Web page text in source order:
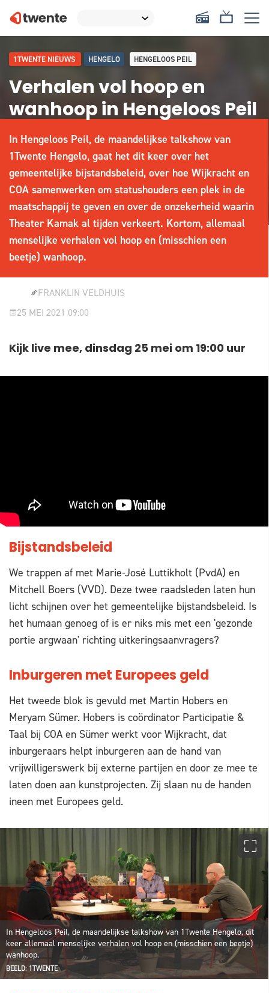
1TWENTE NIEUWS HENGELO HENGELOOS PEIL
Verhalen vol hoop en
wanhoop in Hengeloos Peil
In Hengeloos Peil, de maandelijkse talkshow van
1Twente Hengelo, gaat het dit keer over het
gemeentelijke bijstandsbeleid, over hoe Wijkracht en
COA samenwerken om statushouders een plek in de
maatschappij te geven en over de onzekerheid waarin
Theater Kamak al tijden verkeert. Kortom, allemaal
menselijke verhalen vol hoop en (misschien een
beetje) wanhoop.
FRANKLIN VELDHUIS
25 MEI 2021 09:00
Kijk live mee, dinsdag 25 mei om 19:00 uur
Bijstandsbeleid
We trappen af met Marie-José Luttikholt (PvdA) en
Mitchell Boers (VVD). Deze twee raadsleden laten hun
licht schijnen over het gemeentelijke bijstandsbeleid. Is
het humaan genoeg of is er niks mis met een 'gezonde
portie argwaan' richting uitkeringsaanvragers?
Inburgeren met Europees geld
Het tweede blok is gevuld met Martin Hobers en
Meryam Sümer. Hobers is coördinator Participatie &
Taal bij COA en Sümer werkt voor Wijkracht, dat
inburgeraars helpt inburgeren aan de hand van
vrijwilligerswerk bij externe partijen en door ze mee te
laten doen aan kunstprojecten. Zij slaan nu de handen
ineen met Europees geld.
In Hengeloos Peil, de maandelijkse talkshow van 1Twente Hengelo, dit
keer allemaal menselijke verhalen vol hoop en (misschien een beetje)
wanhoop.
BEELD: 1TWENTE